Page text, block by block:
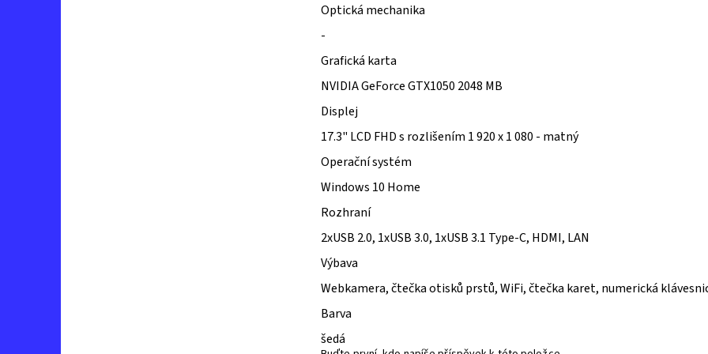
Optická mechanika
-
Grafická karta
NVIDIA GeForce GTX1050 2048 MB
Displej
17.3" LCD FHD s rozlišením 1 920 x 1 080 - matný
Operační systém
Windows 10 Home
Rozhraní
2xUSB 2.0, 1xUSB 3.0, 1xUSB 3.1 Type-C, HDMI, LAN
Výbava
Webkamera, čtečka otisků prstů, WiFi, čtečka karet, numerická
Barva
šedá